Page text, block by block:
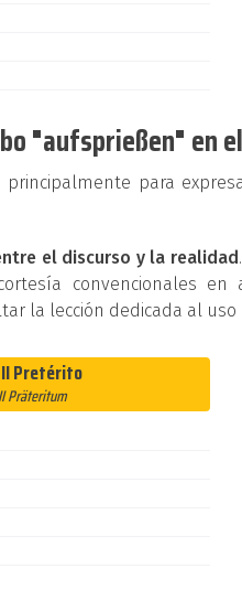
"aufsprießen" en
para
el discurso y la realidad
convencionales
la lección dedicada al uso
Pretérito
Präteritum